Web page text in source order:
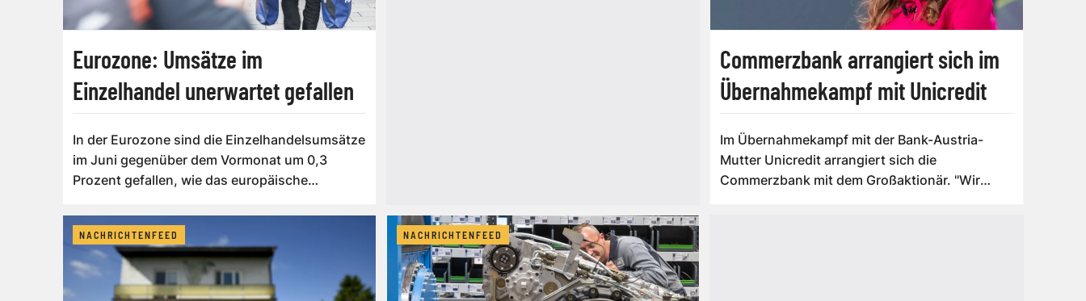
Eurozone: Umsätze im
Einzelhandel unerwartet gefallen
In der Eurozone sind die Einzelhandelsumsätze
im Juni gegenüber dem Vormonat um 0,3
Prozent gefallen, wie das europäische
Commerzbank arrangiert sich im
Übernahmekampf mit Unicredit
Im Übernahmekampf mit der Bank-Austria-
Mutter Unicredit arrangiert sich die
Commerzbank mit dem Großaktionär. "Wir
NACHRICHTENFEED NACHRICHTENFEED